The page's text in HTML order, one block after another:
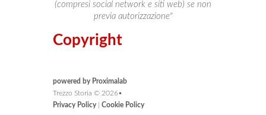
(compresi social network e siti web) se non
previa autorizzazione"
Copyright
powered by Proximalab
Trezzo Storia © 2026•
Privacy Policy
Cookie Policy